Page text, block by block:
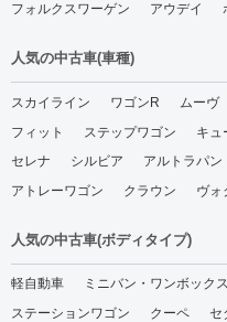
フォルクスワーゲン
アウデイ
人気の中古車(車種)
スカイライン ワゴンR ムーヴ
フィット
ステップワゴン キュ
セレナ
シルビア アルトラパン
アトレーワゴン
クラウン ヴォ
人気の中古車(ボディタイプ)
軽自動車 ミニバン・ワンボックス
ステーションワゴン
クーペ セ